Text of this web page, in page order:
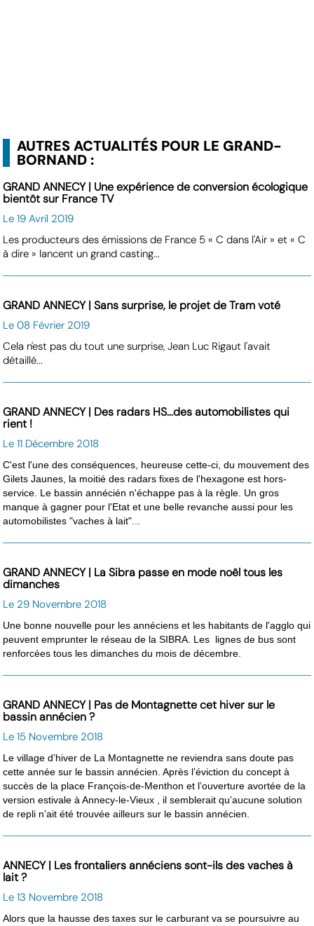
AUTRES ACTUALITÉS POUR LE GRAND-
BORNAND :
GRAND ANNECY | Une expérience de conversion écologique
bientôt sur France TV
Le 19 Avril 2019
Les producteurs des émissions de France 5 « C dans l'Air » et « C
à dire » lancent un grand casting...
GRAND ANNECY | Sans surprise, le projet de Tram voté
Le 08 Février 2019
Cela n'est pas du tout une surprise, Jean Luc Rigaut l'avait
détaillé...
GRAND ANNECY | Des radars HS...des automobilistes qui
rient !
Le 11 Décembre 2018
C'est l'une des conséquences, heureuse cette-ci, du mouvement des
Gilets Jaunes, la moitié des radars fixes de l'hexagone est hors-
service. Le bassin annécién n'échappe pas à la règle. Un gros
manque à gagner pour l'Etat et une belle revanche aussi pour les
automobilistes "vaches à lait"...
GRAND ANNECY | La Sibra passe en mode noël tous les
dimanches
Le 29 Novembre 2018
Une bonne nouvelle pour les annéciens et les habitants de l'agglo qui
peuvent emprunter le réseau de la SIBRA. Les lignes de bus sont
renforcées tous les dimanches du mois de décembre.
GRAND ANNECY | Pas de Montagnette cet hiver sur le
bassin annécien ?
Le 15 Novembre 2018
Le village d’hiver de La Montagnette ne reviendra sans doute pas
cette année sur le bassin annécien. Après l’éviction du concept à
succès de la place François-de-Menthon et l’ouverture avortée de la
version estivale à Annecy-le-Vieux , il semblerait qu’aucune solution
de repli n’ait été trouvée ailleurs sur le bassin annécien.
ANNECY | Les frontaliers annéciens sont-ils des vaches à
lait ?
Le 13 Novembre 2018
Alors que la hausse des taxes sur le carburant va se poursuivre au